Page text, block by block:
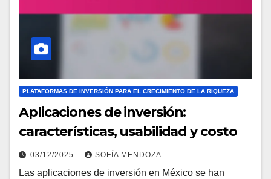
PLATAFORMAS DE INVERSIÓN PARA EL CRECIMIENTO DE LA RIQUEZA
Aplicaciones de inversión:
características, usabilidad y costo
03/12/2025 SOFÍA MENDOZA
Las aplicaciones de inversión en México se han